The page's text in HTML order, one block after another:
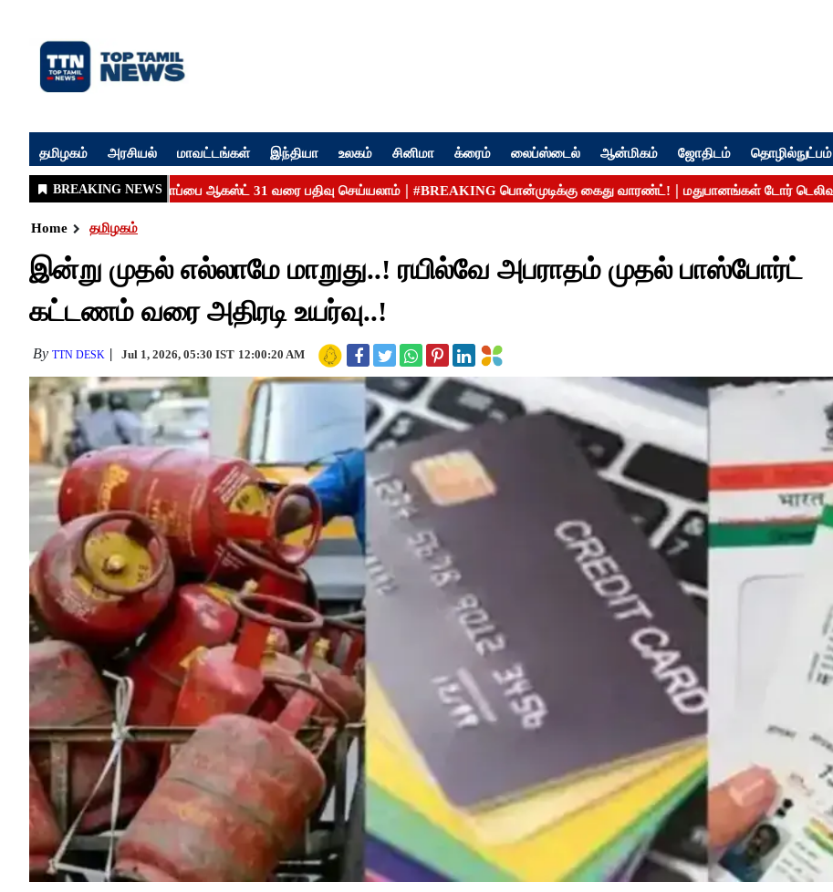
தமிழகம் அரசியல் மாவட்டங்கள் இந்தியா உலகம் சினிமா க்ரைம் லைப்ஸ்டைல் ஆன்மிகம் ஜோதிடம் தொழில்நுட்பம்
Home தமிழகம்
இன்று முதல் எல்லாமே மாறுது..! ரயில்வே அபராதம் முதல் பாஸ்போர்ட்
கட்டணம் வரை அதிரடி உயர்வு..!
By TTN DESK Jul 1, 2026, 05:30 IST 12:00:20 AM